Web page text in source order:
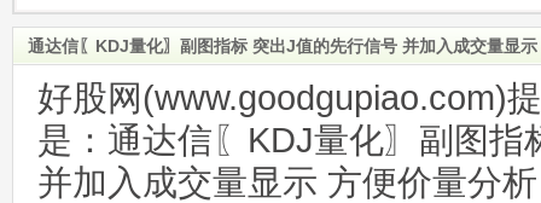
通达信〖KDJ量化〗副图指标 突出J值的先行信号 并加入成交量显
好股网(www.goodgupiao.com)
是：通达信〖KDJ量化〗副图指
并加入成交量显示 方便价量分